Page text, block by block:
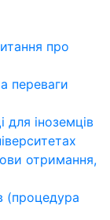
про
переваги
для іноземців
отримання,
(процедура